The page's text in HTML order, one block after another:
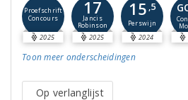
Proefschrift
Concours
2025
17
Jancis
Robinson
2025
15 ,5
Perswijn
2024
Toon meer onderscheidingen
Op verlanglijst